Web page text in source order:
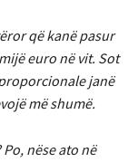
që kanë pasur
euro në vit. Sot
janë
më shumë.
nëse ato në